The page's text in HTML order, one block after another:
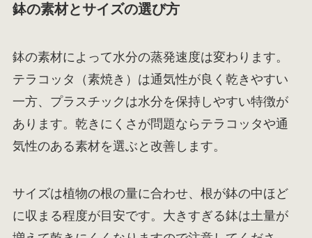
鉢の素材とサイズの選び方
鉢の素材によって水分の蒸発速度は変わります。
テラコッタ（素焼き）は通気性が良く乾きやすい
一方、プラスチックは水分を保持しやすい特徴が
あります。乾きにくさが問題ならテラコッタや通
気性のある素材を選ぶと改善します。
サイズは植物の根の量に合わせ、根が鉢の中ほど
に収まる程度が目安です。大きすぎる鉢は土量が